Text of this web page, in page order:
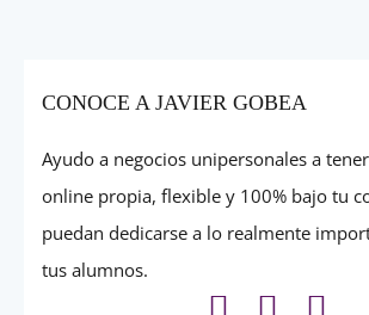
CONOCE A JAVIER GOBEA
Ayudo a negocios unipersonales a
online propia, flexible y 100% bajo tu
puedan dedicarse a lo realmente
tus alumnos.